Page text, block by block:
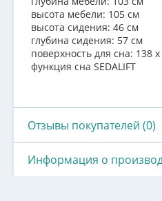
высота мебели: 105 см
высота сидения: 46 см
глубина сидения: 57 см
поверхность для сна: 138
функция сна SEDALIFT
Отзывы покупателей (0)
Информация о